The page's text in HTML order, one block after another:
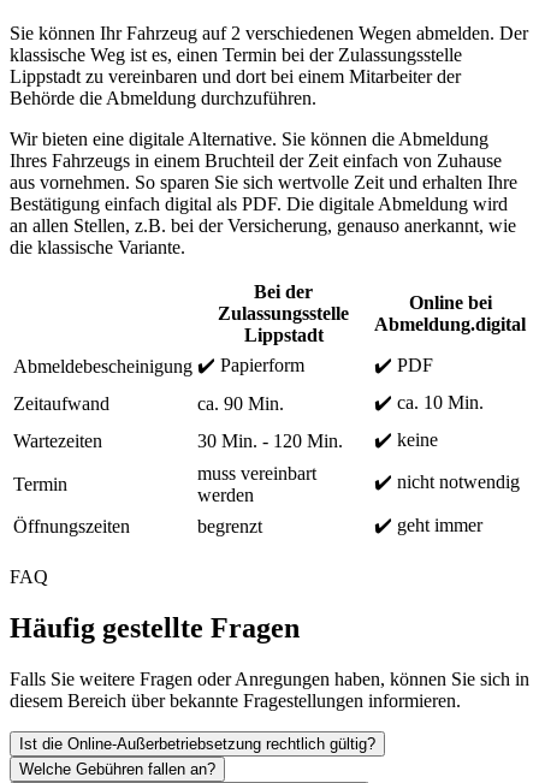
Sie können Ihr Fahrzeug auf 2 verschiedenen Wegen abmelden. Der
klassische Weg ist es, einen Termin bei der Zulassungsstelle
Lippstadt zu vereinbaren und dort bei einem Mitarbeiter der
Behörde die Abmeldung durchzuführen.
Wir bieten eine digitale Alternative. Sie können die Abmeldung
Ihres Fahrzeugs in einem Bruchteil der Zeit einfach von Zuhause
aus vornehmen. So sparen Sie sich wertvolle Zeit und erhalten Ihre
Bestätigung einfach digital als PDF. Die digitale Abmeldung wird
an allen Stellen, z.B. bei der Versicherung, genauso anerkannt, wie
die klassische Variante.
Bei der
Zulassungsstelle
Lippstadt
Online bei
Abmeldung.digital
Abmeldebescheinigung ✔️ Papierform
✔️ PDF
Zeitaufwand
ca. 90 Min.
✔️ ca. 10 Min.
Wartezeiten
30 Min. - 120 Min. ✔️ keine
Termin
muss vereinbart
werden
✔️ nicht notwendig
Öffnungszeiten begrenzt ✔️ geht immer
FAQ
Häufig gestellte Fragen
Falls Sie weitere Fragen oder Anregungen haben, können Sie sich in
diesem Bereich über bekannte Fragestellungen informieren.
Ist die Online-Außerbetriebsetzung rechtlich gültig?
Welche Gebühren fallen an?